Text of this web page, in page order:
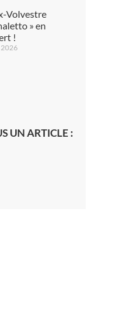
Volvestre
» en
!
2026
UN ARTICLE :